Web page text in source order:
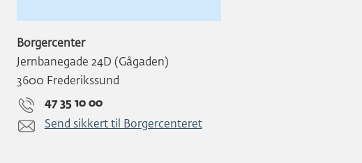
Borgercenter
Jernbanegade 24D (Gågaden)
3600 Frederikssund
47 35 10 00
Send sikkert til Borgercenteret